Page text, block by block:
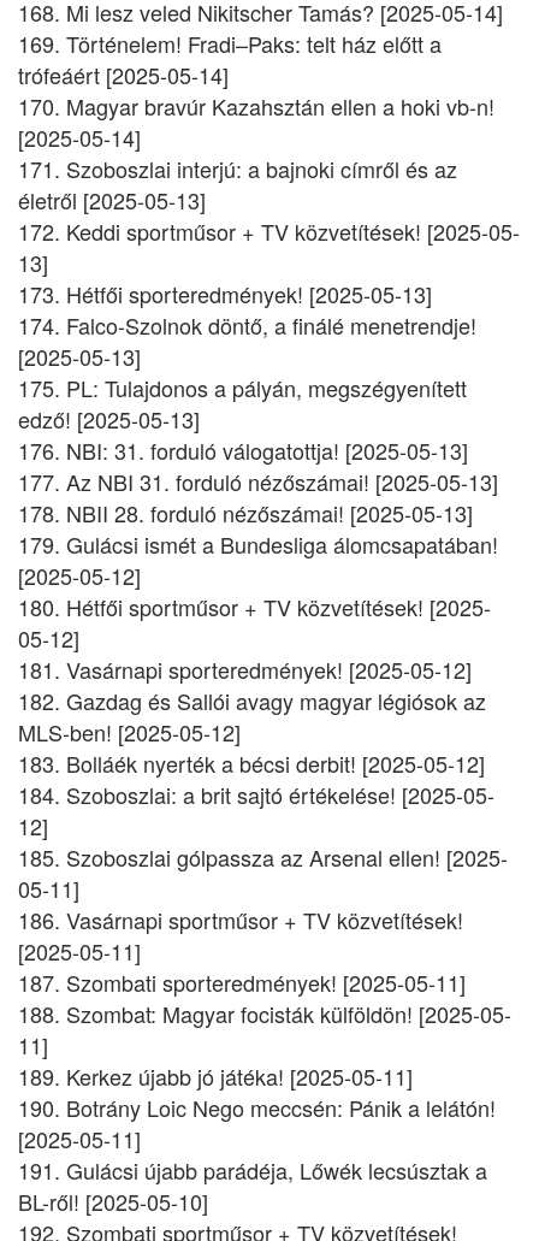
168. Mi lesz veled Nikitscher Tamás? [2025-05-14]
169. Történelem! Fradi–Paks: telt ház előtt a
trófeáért [2025-05-14]
170. Magyar bravúr Kazahsztán ellen a hoki vb-n!
[2025-05-14]
171. Szoboszlai interjú: a bajnoki címről és az
életről [2025-05-13]
172. Keddi sportműsor + TV közvetítések! [2025-05-
13]
173. Hétfői sporteredmények! [2025-05-13]
174. Falco-Szolnok döntő, a finálé menetrendje!
[2025-05-13]
175. PL: Tulajdonos a pályán, megszégyenített
edző! [2025-05-13]
176. NBI: 31. forduló válogatottja! [2025-05-13]
177. Az NBI 31. forduló nézőszámai! [2025-05-13]
178. NBII 28. forduló nézőszámai! [2025-05-13]
179. Gulácsi ismét a Bundesliga álomcsapatában!
[2025-05-12]
180. Hétfői sportműsor + TV közvetítések! [2025-
05-12]
181. Vasárnapi sporteredmények! [2025-05-12]
182. Gazdag és Sallói avagy magyar légiósok az
MLS-ben! [2025-05-12]
183. Bolláék nyerték a bécsi derbit! [2025-05-12]
184. Szoboszlai: a brit sajtó értékelése! [2025-05-
12]
185. Szoboszlai gólpassza az Arsenal ellen! [2025-
05-11]
186. Vasárnapi sportműsor + TV közvetítések!
[2025-05-11]
187. Szombati sporteredmények! [2025-05-11]
188. Szombat: Magyar focisták külföldön! [2025-05-
11]
189. Kerkez újabb jó játéka! [2025-05-11]
190. Botrány Loic Nego meccsén: Pánik a lelátón!
[2025-05-11]
191. Gulácsi újabb parádéja, Lőwék lecsúsztak a
BL-ről! [2025-05-10]
192. Szombati sportműsor + TV közvetítések!